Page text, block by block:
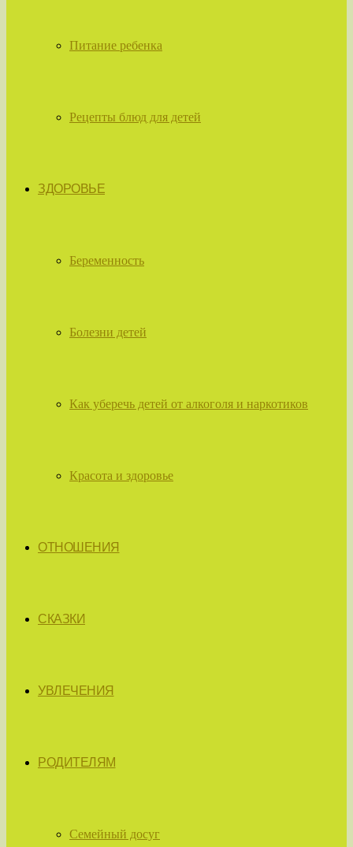
Питание ребенка
Рецепты блюд для детей
ЗДОРОВЬЕ
Беременность
Болезни детей
Как уберечь детей от алкоголя и наркотиков
Красота и здоровье
ОТНОШЕНИЯ
СКАЗКИ
УВЛЕЧЕНИЯ
РОДИТЕЛЯМ
Семейный досуг